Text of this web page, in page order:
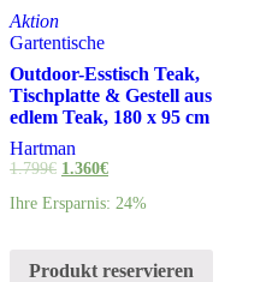
Aktion
Gartentische
Outdoor-Esstisch Teak,
Tischplatte & Gestell aus
edlem Teak, 180 x 95 cm
Hartman
1.799€ 1.360€
Ihre Ersparnis: 24%
Produkt reservieren